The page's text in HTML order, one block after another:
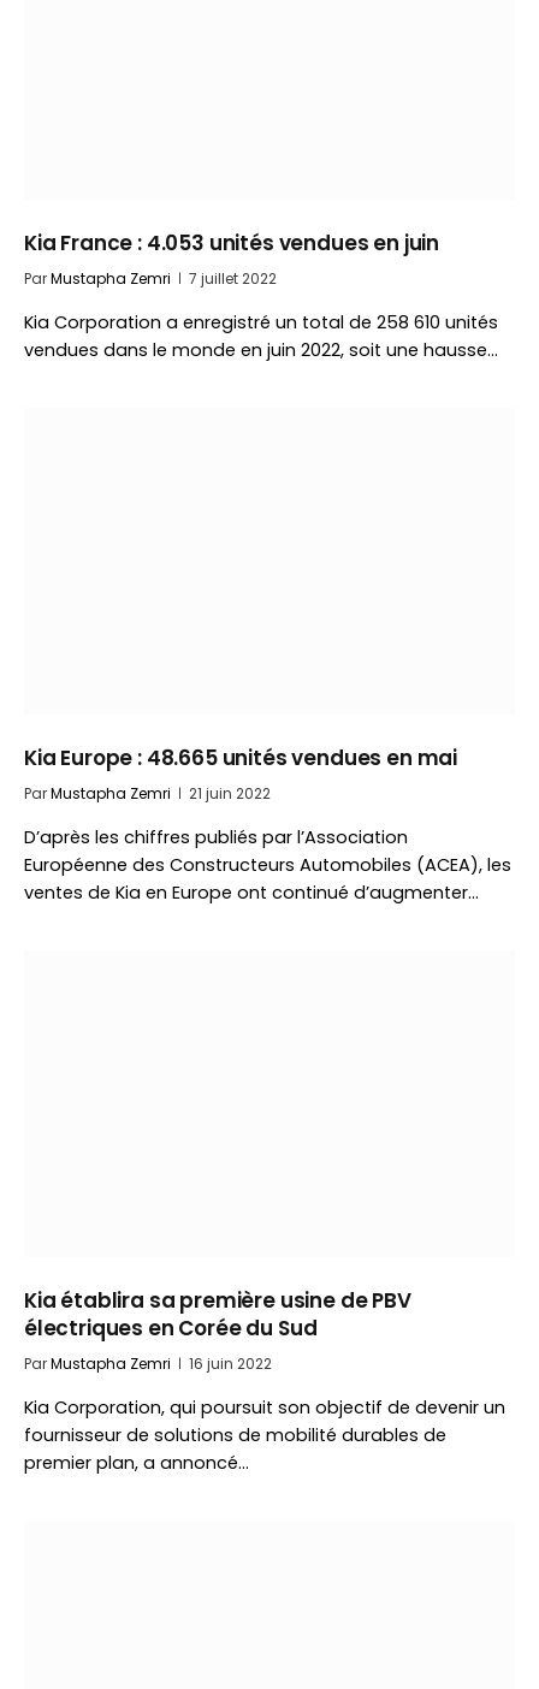
Kia France : 4.053 unités vendues en juin
ParMustapha Zemri 7 juillet 2022
Kia Corporation a enregistré un total de 258 610 unités
vendues dans le monde en juin 2022, soit une hausse…
Kia Europe : 48.665 unités vendues en mai
ParMustapha Zemri 21 juin 2022
D’après les chiffres publiés par l’Association
Européenne des Constructeurs Automobiles (ACEA), les
ventes de Kia en Europe ont continué d’augmenter…
Kia établira sa première usine de PBV
électriques en Corée du Sud
ParMustapha Zemri 16 juin 2022
Kia Corporation, qui poursuit son objectif de devenir un
fournisseur de solutions de mobilité durables de
premier plan, a annoncé…